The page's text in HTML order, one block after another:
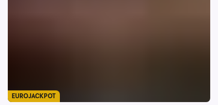
EUROJACKPOT